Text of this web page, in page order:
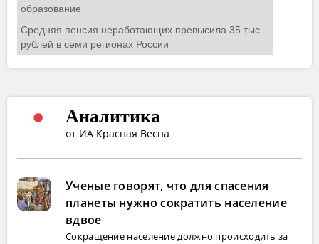
Аналитика
от ИА Красная Весна
Ученые говорят, что для спасения
планеты нужно сократить население
вдвое
Сокращение население должно происходить за